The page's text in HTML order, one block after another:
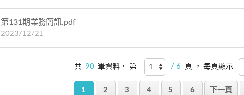
第131期業務簡訊.pdf
2023/12/21
共 90 筆資料， 第 / 6 頁 ， 每頁顯示
1 2 3 4 5 6 下一頁